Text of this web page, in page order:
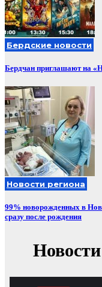
Бердские новости
Бердчан приглашают на
Новости региона
99% новорожденных в
сразу после рождения